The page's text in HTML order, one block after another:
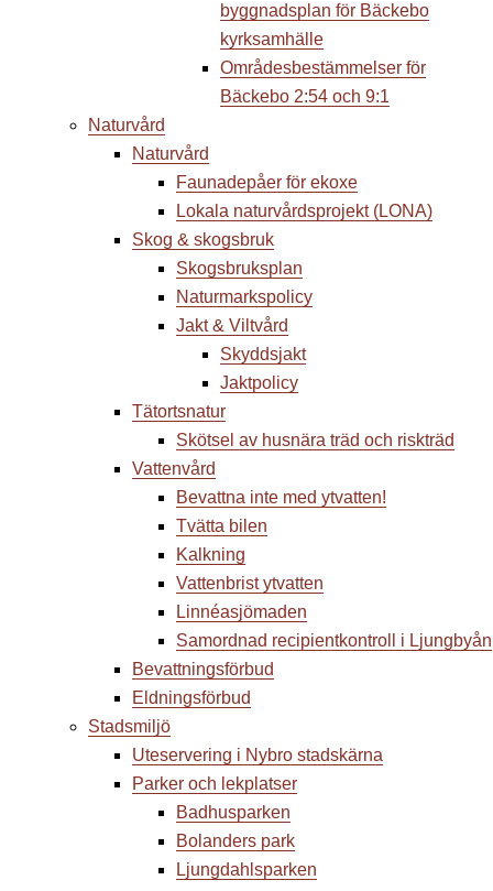
byggnadsplan för Bäckebo
kyrksamhälle
Områdesbestämmelser för
Bäckebo 2:54 och 9:1
Naturvård
Naturvård
Faunadepåer för ekoxe
Lokala naturvårdsprojekt (LONA)
Skog & skogsbruk
Skogsbruksplan
Naturmarkspolicy
Jakt & Viltvård
Skyddsjakt
Jaktpolicy
Tätortsnatur
Skötsel av husnära träd och riskträd
Vattenvård
Bevattna inte med ytvatten!
Tvätta bilen
Kalkning
Vattenbrist ytvatten
Linnéasjömaden
Samordnad recipientkontroll i Ljungbyån
Bevattningsförbud
Eldningsförbud
Stadsmiljö
Uteservering i Nybro stadskärna
Parker och lekplatser
Badhusparken
Bolanders park
Ljungdahlsparken